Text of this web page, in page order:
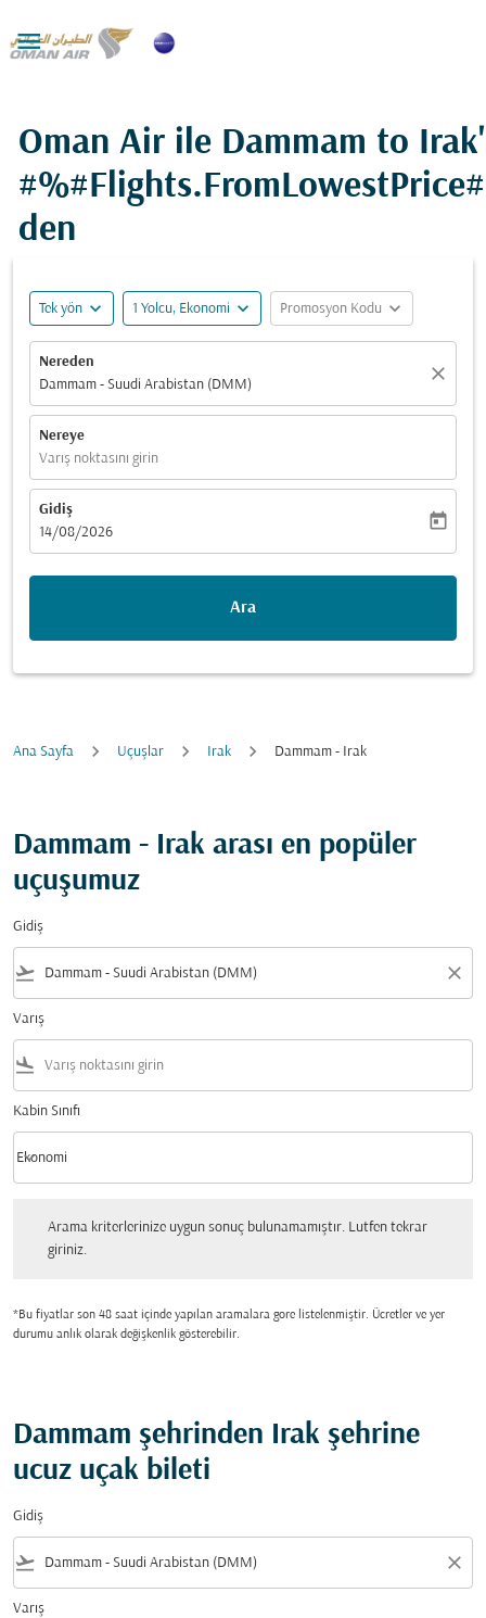

Oman Air ile Dammam to
den
Tek yön expand_more 1 Yolcu, Ekonomi expand_more Promosyon Kodu expand_more
Nereden
Dammam - Suudi Arabistan (DMM)
close
Nereye
Varış noktasını girin
Gidiş
fc-booking-departure-date-aria-label
14/08/2026
today
Ara
Ana Sayfa Uçuşlar Irak Dammam - Irak
Dammam - Irak arası en popüler
uçuşumuz
Gidiş
flight_takeoff close
Varış
flight_land
Kabin Sınıfı
Kabin Sınıfı option Ekonomi Selected
Ekonomi
keyboard_arrow_down
Arama kriterlerinize uygun sonuç bulunamamıştır. Lutfen tekrar
giriniz.
*Bu fiyatlar son 48 saat içinde yapılan aramalara gore listelenmiştir. Ücretler ve yer
durumu anlık olarak değişkenlik gösterebilir.
Dammam şehrinden Irak şehrine
ucuz uçak bileti
Gidiş
flight_takeoff close
Varış